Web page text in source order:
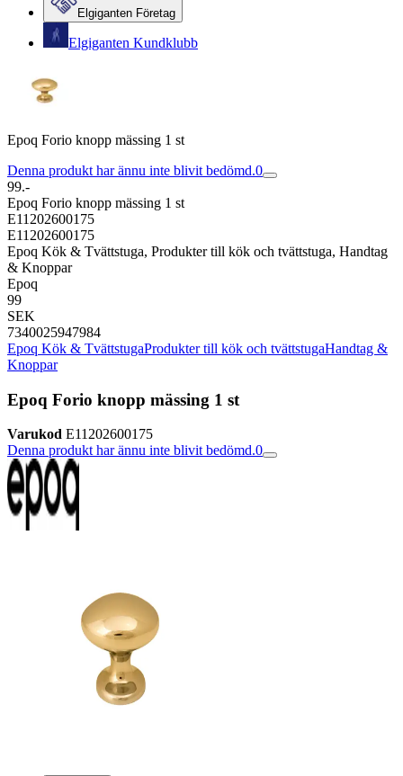
Elgiganten Företag
Elgiganten Kundklubb
Epoq Forio knopp mässing 1 st
Denna produkt har ännu inte blivit bedömd.0
99.-
Epoq Forio knopp mässing 1 st
E11202600175
E11202600175
Epoq Kök & Tvättstuga, Produkter till kök och tvättstuga, Handtag
& Knoppar
Epoq
99
SEK
7340025947984
Epoq Kök & TvättstugaProdukter till kök och tvättstugaHandtag &
Knoppar
Epoq Forio knopp mässing 1 st
Varukod E11202600175
Denna produkt har ännu inte blivit bedömd.0